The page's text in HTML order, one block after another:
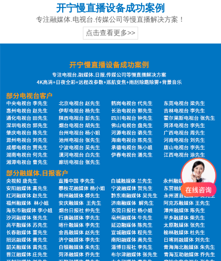
开宁慢直播设备成功案例
专注融媒体.电视台.传媒公司等慢直播解决方案！
点击查看更多>>